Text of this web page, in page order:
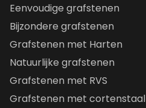
Eenvoudige grafstenen
Bijzondere grafstenen
Grafstenen met Harten
Natuurlijke grafstenen
Grafstenen met RVS
Grafstenen met cortenstaal